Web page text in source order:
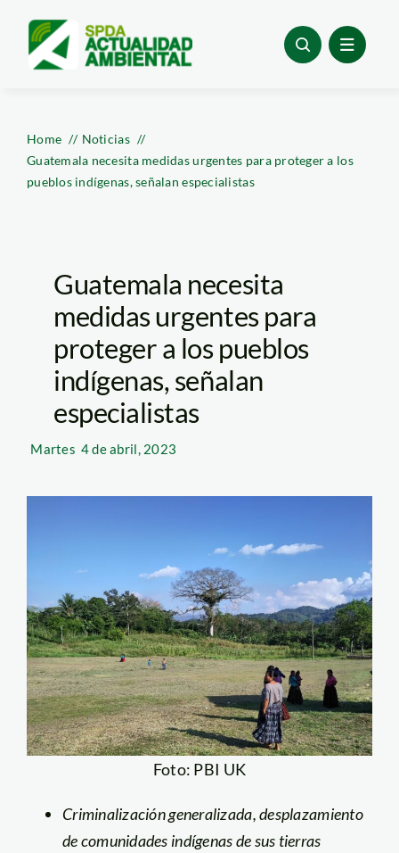
content
Home
Noticias
Guatemala necesita medidas urgentes para proteger a los
pueblos indígenas, señalan especialistas
Guatemala necesita
medidas urgentes para
proteger a los pueblos
indígenas, señalan
especialistas
Martes 4 de abril, 2023
Foto: PBI UK
Criminalización generalizada, desplazamiento
de comunidades indígenas de sus tierras